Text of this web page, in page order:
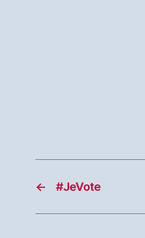
← #JeVote